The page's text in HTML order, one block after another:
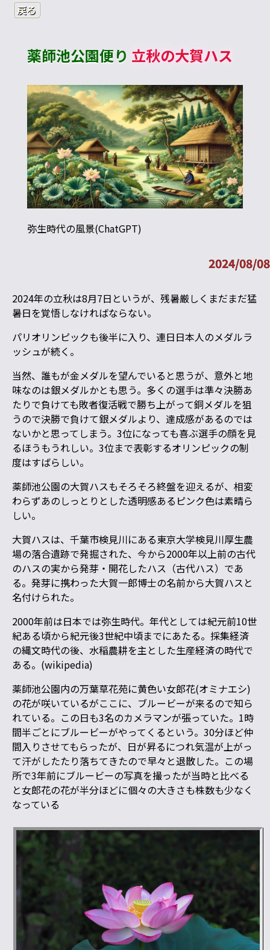
戻る
薬師池公園便り 立秋の大賀ハス
弥生時代の風景(ChatGPT)
2024/08/08
2024年の立秋は8月7日というが、残暑厳しくまだまだ猛
暑日を覚悟しなければならない。
パリオリンピックも後半に入り、連日日本人のメダルラ
ッシュが続く。
当然、誰もが金メダルを望んでいると思うが、意外と地
味なのは銀メダルかとも思う。多くの選手は準々決勝あ
たりで負けても敗者復活戦で勝ち上がって銅メダルを狙
うので決勝で負けて銀メダルより、達成感があるのでは
ないかと思ってしまう。3位になっても喜ぶ選手の顔を見
るほうもうれしい。3位まで表彰するオリンピックの制
度はすばらしい。
薬師池公園の大賀ハスもそろそろ終盤を迎えるが、相変
わらずあのしっとりとした透明感あるピンク色は素晴ら
しい。
大賀ハスは、千葉市検見川にある東京大学検見川厚生農
場の落合遺跡で発掘された、今から2000年以上前の古代
のハスの実から発芽・開花したハス（古代ハス）であ
る。発芽に携わった大賀一郎博士の名前から大賀ハスと
名付けられた。
2000年前は日本では弥生時代。年代としては紀元前10世
紀ある頃から紀元後3世紀中頃までにあたる。採集経済
の縄文時代の後、水稲農耕を主とした生産経済の時代で
ある。(wikipedia)
薬師池公園内の万葉草花苑に黄色い女郎花(オミナエシ)
の花が咲いているがここに、ブルービーが来るので知ら
れている。この日も3名のカメラマンが張っていた。1時
間半ごとにブルービーがやってくるという。30分ほど仲
間入りさせてもらったが、日が昇るにつれ気温が上がっ
て汗がしたたり落ちてきたので早々と退散した。この場
所で3年前にブルービーの写真を撮ったが当時と比べる
と女郎花の花が半分ほどに個々の大きさも株数も少なく
なっている